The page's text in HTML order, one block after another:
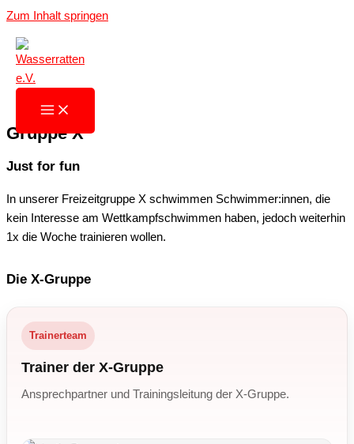
Zum Inhalt springen
Gruppe X
Just for fun
In unserer Freizeitgruppe X schwimmen Schwimmer:innen, die
kein Interesse am Wettkampfschwimmen haben, jedoch weiterhin
1x die Woche trainieren wollen.
Die X-Gruppe
Trainerteam
Trainer der X-Gruppe
Ansprechpartner und Trainingsleitung der X-Gruppe.